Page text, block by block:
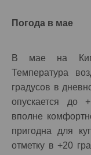
Погода в мае
В мае на
Температура
градусов в
опускается до
вполне
пригодна для
отметку в +20